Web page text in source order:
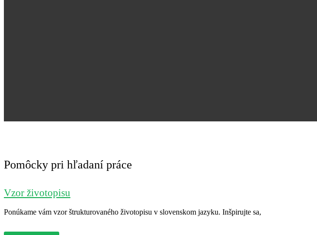
Pomôcky pri hľadaní práce
Vzor životopisu
Ponúkame vám vzor štrukturovaného životopisu v slovenskom jazyku. Inšpirujte sa,